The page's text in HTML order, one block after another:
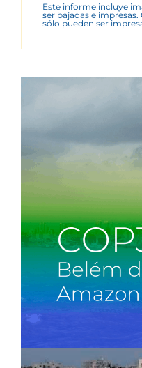
Este informe incluye
ser bajadas e
sólo pueden ser